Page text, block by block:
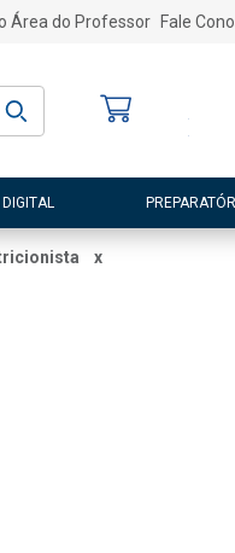
Área do Professor Fale
x